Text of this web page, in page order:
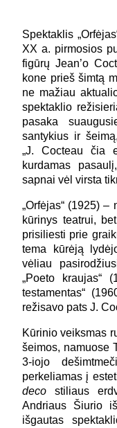
Spektaklis
XX a. pirmosios
figūrų Jean’o
kone prieš šimtą
ne mažiau
spektaklio
pasaka
santykius ir
„J. Cocteau čia
kurdamas
sapnai vėl virsta
„Orfėjas“ (1925)
kūrinys teatrui,
prisiliesti prie
tema kūrėją
vėliau
„Poeto kraujas“
testamentas“
režisavo pats J.
Kūrinio veiksmas
šeimos, namuose
3-iojo
perkeliamas į
deco stiliaus
Andriaus Šiurio
išgautas